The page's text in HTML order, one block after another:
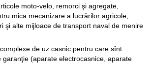
moto-velo, remorci şi agregate,
mica mecanizare a lucrărilor agricole,
şi alte mijloace de transport naval de menire
de uz casnic pentru care sînt
garanţie (aparate electrocasnice, aparate